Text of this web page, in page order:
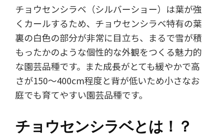
チョウセンシラベ（シルバーショー）は葉が強
くカールするため、チョウセンシラベ特有の葉
裏の白色の部分が非常に目立ち、まるで雪が積
もったかのような個性的な外観をつくる魅力的
な園芸品種です。また成長がとても緩やかで高
さが150～400cm程度と背が低いため小さなお
庭でも育てやすい園芸品種です。
チョウセンシラベとは！？